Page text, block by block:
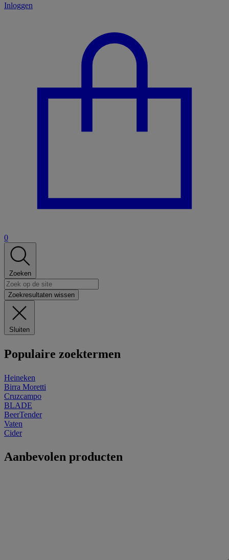
Inloggen
0
Zoeken
Zoekresultaten wissen
Sluiten
Populaire zoektermen
Heineken
Birra Moretti
Cruzcampo
BLADE
BeerTender
Vaten
Cider
Aanbevolen producten